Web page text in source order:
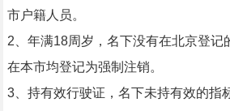
市户籍人员。
2、年满18周岁，名下没有在北京登记
在本市均登记为强制注销。
3、持有效行驶证，名下未持有效的指